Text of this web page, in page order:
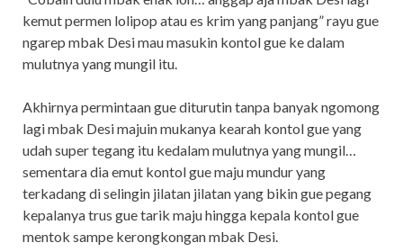
kemut permen lolipop atau es krim yang panjang” rayu gue
ngarep mbak Desi mau masukin kontol gue ke dalam
mulutnya yang mungil itu.
Akhirnya permintaan gue diturutin tanpa banyak ngomong
lagi mbak Desi majuin mukanya kearah kontol gue yang
udah super tegang itu kedalam mulutnya yang mungil…
sementara dia emut kontol gue maju mundur yang
terkadang di selingin jilatan jilatan yang bikin gue pegang
kepalanya trus gue tarik maju hingga kepala kontol gue
mentok sampe kerongkongan mbak Desi.